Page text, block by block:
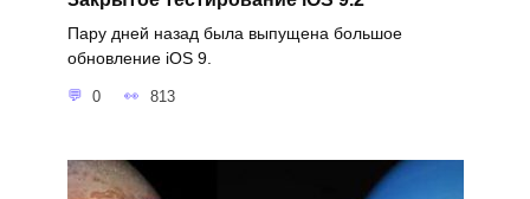
Пару дней назад была выпущена большое
обновление iOS 9.
0 813